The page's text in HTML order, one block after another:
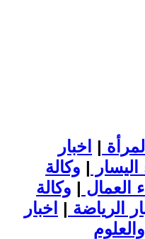
| اخبار
اليسار | وكالة
العمال | وكالة
الرياضة | اخبار